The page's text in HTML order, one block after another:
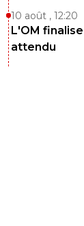
10 août , 12:20
L'OM
attendu